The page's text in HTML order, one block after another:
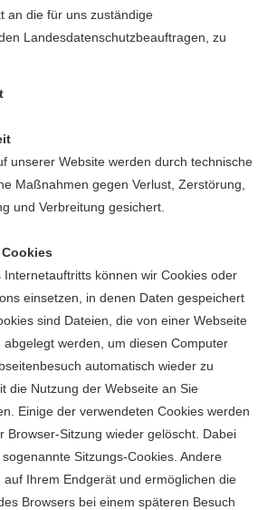
an die für uns zuständige
Landesdatenschutzbeauftragen, zu
unserer Website werden durch technische
Maßnahmen gegen Verlust, Zerstörung,
und Verbreitung gesichert.
können wir Cookies oder
einsetzen, in denen Daten gespeichert
sind Dateien, die von einer Webseite
werden, um diesen Computer
automatisch wieder zu
die Nutzung der Webseite an Sie
Einige der verwendeten Cookies werden
Browser-Sitzung wieder gelöscht. Dabei
Sitzungs-Cookies. Andere
auf Ihrem Endgerät und ermöglichen die
Browsers bei einem späteren Besuch